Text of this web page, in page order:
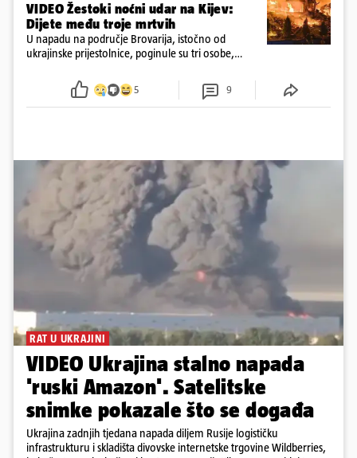
VIDEO Žestoki noćni udar na Kijev:
Dijete među troje mrtvih
U napadu na područje Brovarija, istočno od
ukrajinske prijestolnice, poginule su tri osobe,
5 9
RAT U UKRAJINI
VIDEO Ukrajina stalno napada
'ruski Amazon'. Satelitske
snimke pokazale što se događa
Ukrajina zadnjih tjedana napada diljem Rusije logističku
infrastrukturu i skladišta divovske internetske trgovine Wildberries,